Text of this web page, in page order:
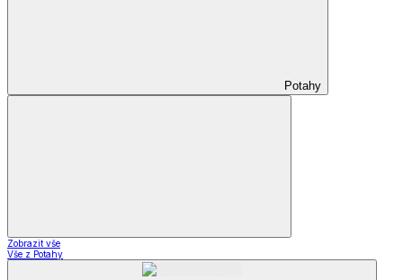
Potahy
Zobrazit vše
Vše z Potahy